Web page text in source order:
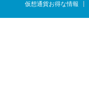
仮想通貨お得な情報